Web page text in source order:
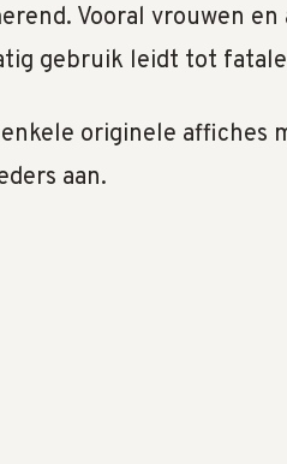
Vooral vrouwen
gebruik leidt tot
originele affiches
aan.